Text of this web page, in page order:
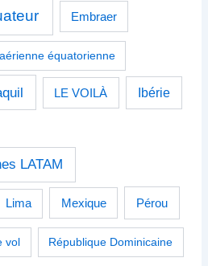
Embraer
équatorienne
LE VOILÀ Ibérie
LATAM
Lima Mexique Pérou
vol République Dominicaine